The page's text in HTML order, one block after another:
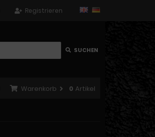
Registrieren
SUCHEN
Warenkorb 0 Artikel